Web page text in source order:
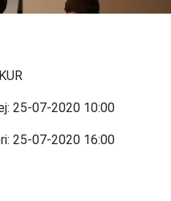
KUR
25-07-2020 10:00
25-07-2020 16:00